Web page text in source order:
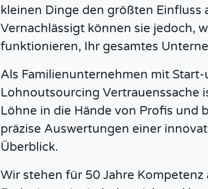
kleinen Dinge den größten
Vernachlässigt können sie jedoch,
funktionieren, Ihr gesamtes
Als Familienunternehmen mit
Lohnoutsourcing Vertrauenssache
Löhne in die Hände von Profis und
präzise Auswertungen einer
Überblick.
Wir stehen für 50 Jahre